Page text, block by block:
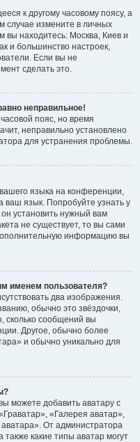
к другому часовому поясу, а
случае измените в личных
вы находитесь: Москва, Киев и
и большинство настроек,
Если вы не
сделать это.
неправильное!
пояс, но время
неправильно установлено
для устранения проблемы.
языка на конференции,
ваш язык. Попробуйте узнать у
установить нужный вам
не существует, то вы сами
информацию вы
именем пользователя?
два изображения.
обычно это звёздочки,
сколько сообщений вы
Другое, обычно более
и обычно уникально для
можете добавить аватару с
«Галерея аватар»,
От администратора
также какие типы аватар могут